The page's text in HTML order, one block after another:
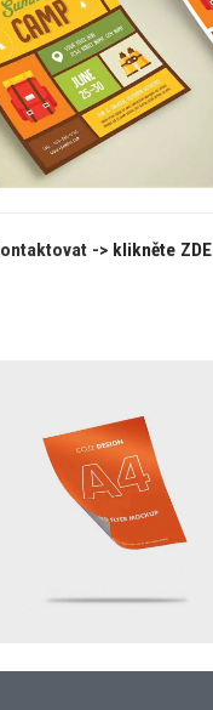
-> klikněte ZDE